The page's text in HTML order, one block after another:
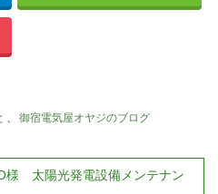
御宿電気屋オヤジのブログ
様 太陽光発電設備メンテナン